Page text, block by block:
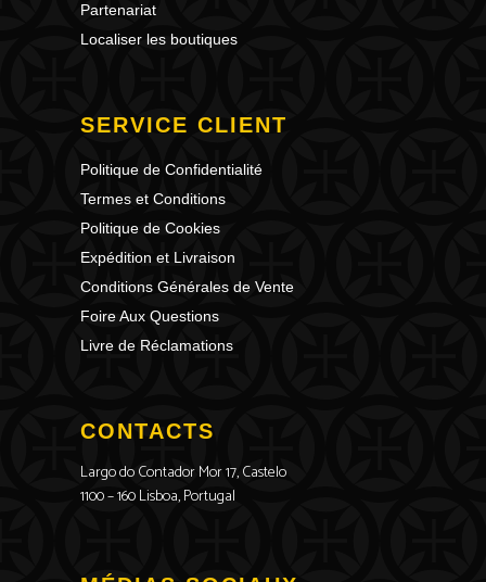
Partenariat
Localiser les boutiques
SERVICE CLIENT
Politique de Confidentialité
Termes et Conditions
Politique de Cookies
Expédition et Livraison
Conditions Générales de Vente
Foire Aux Questions
Livre de Réclamations
CONTACTS
Largo do Contador Mor 17, Castelo
1100 – 160 Lisboa, Portugal